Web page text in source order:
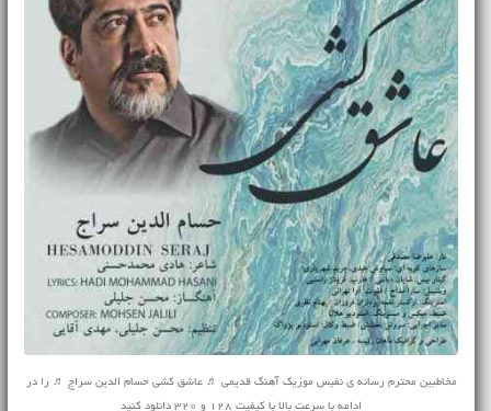
مخاطبین محترم رسانه ی نفیس موزیک آهنگ قدیمی ♬ عاشق کشی حسام الدین سراج ♬ را در
ادامه با سرعت بالا با کیفیت 128 و 320 دانلود کنید